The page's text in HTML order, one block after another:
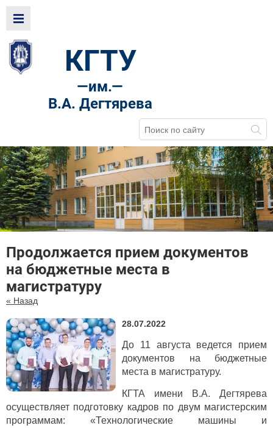
КГТУ
—им.—
В.А. Дегтярева
Продолжается прием документов
на бюджетные места в
магистратуру
« Назад
28.07.2022
До 11 августа ведется прием
документов на бюджетные
места в магистратуру.
КГТА имени В.А. Дегтярева
осуществляет подготовку кадров по двум магистерским
программам: «Технологические машины и